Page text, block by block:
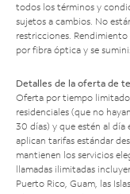
todos los términos y
sujetos a cambios. No
restricciones.
por fibra óptica y se
Detalles de la oferta de
Oferta por tiempo
residenciales (que no
30 días) y que estén al día
aplican tarifas estándar
mantienen los servicios
llamadas ilimitadas
Puerto Rico, Guam, las